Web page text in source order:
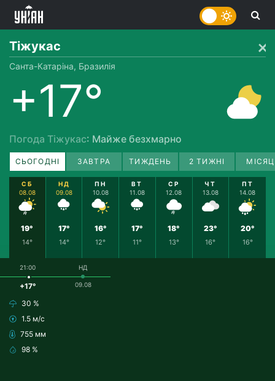
Тіжукас
Санта-Катаріна, Бразилія
+17°
Погода Тіжукас: Майже безхмарно
СЬОГОДНІ ЗАВТРА ТИЖДЕНЬ 2 ТИЖНІ
СБ
08.08
19°
14°
НД
09.08
17°
14°
ПН
10.08
16°
12°
ВТ
11.08
17°
11°
СР
12.08
18°
13°
ЧТ
13.08
23°
16°
ПТ
14.08
20°
16°
21:00
+17°
30 %
1.5 м/с
755 мм
98 %
НД
09.08